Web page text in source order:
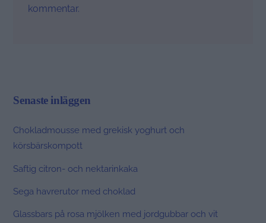
kommentar.
Senaste inläggen
Chokladmousse med grekisk yoghurt och
körsbärskompott
Saftig citron- och nektarinkaka
Sega havrerutor med choklad
Glassbars på rosa mjölken med jordgubbar och vit